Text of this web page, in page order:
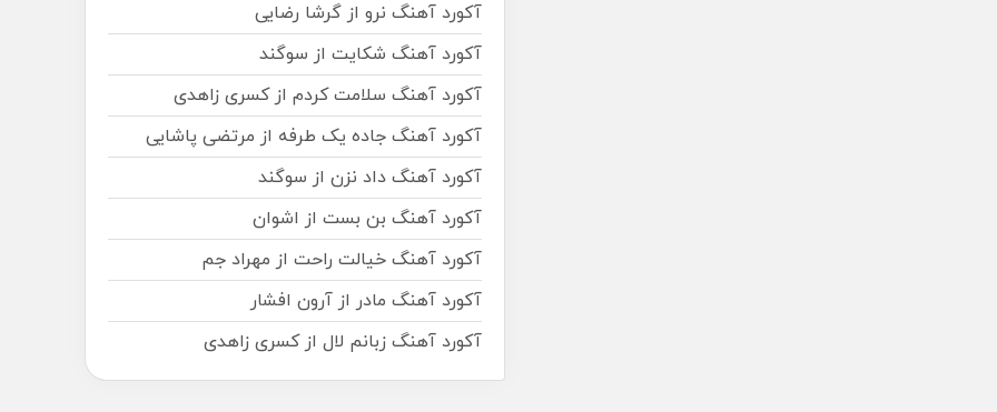
آکورد آهنگ نرو از گرشا رضایی
آکورد آهنگ شکایت از سوگند
آکورد آهنگ سلامت کردم از کسری زاهدی
آکورد آهنگ جاده یک طرفه از مرتضی پاشایی
آکورد آهنگ داد نزن از سوگند
آکورد آهنگ بن بست از اشوان
آکورد آهنگ خیالت راحت از مهراد جم
آکورد آهنگ مادر از آرون افشار
آکورد آهنگ زبانم لال از کسری زاهدی